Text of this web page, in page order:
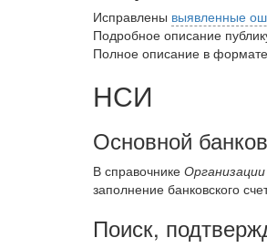
Исправлены выявленные
Подробное описание
Полное описание в
НСИ
Основной
В справочнике Организации
заполнение банковского
Поиск,